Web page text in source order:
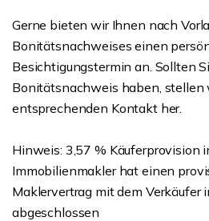
Gerne bieten wir Ihnen nach
Bonitätsnachweises einen
Besichtigungstermin an. Sollten
Bonitätsnachweis haben, stellen
entsprechenden Kontakt her.
Hinweis: 3,57 % Käuferprovision
Immobilienmakler hat einen
Maklervertrag mit dem Verkäufer
abgeschlossen